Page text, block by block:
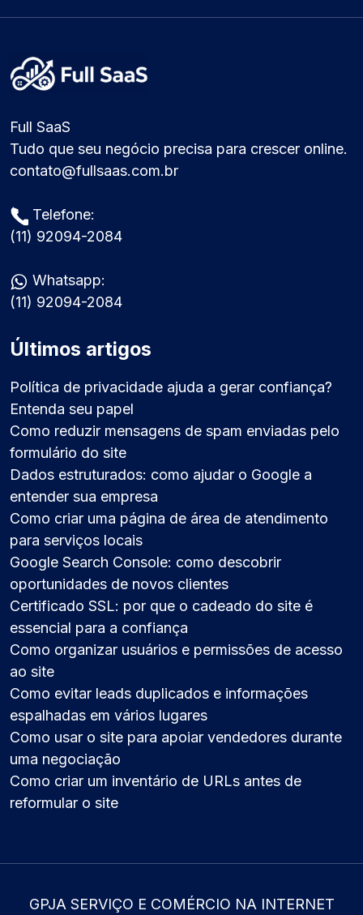
Full SaaS
Tudo que seu negócio precisa para crescer online.
contato@fullsaas.com.br
Telefone:
(11) 92094-2084
Whatsapp:
(11) 92094-2084
Últimos artigos
Política de privacidade ajuda a gerar confiança?
Entenda seu papel
Como reduzir mensagens de spam enviadas pelo
formulário do site
Dados estruturados: como ajudar o Google a
entender sua empresa
Como criar uma página de área de atendimento
para serviços locais
Google Search Console: como descobrir
oportunidades de novos clientes
Certificado SSL: por que o cadeado do site é
essencial para a confiança
Como organizar usuários e permissões de acesso
ao site
Como evitar leads duplicados e informações
espalhadas em vários lugares
Como usar o site para apoiar vendedores durante
uma negociação
Como criar um inventário de URLs antes de
reformular o site
GPJA SERVIÇO E COMÉRCIO NA INTERNET